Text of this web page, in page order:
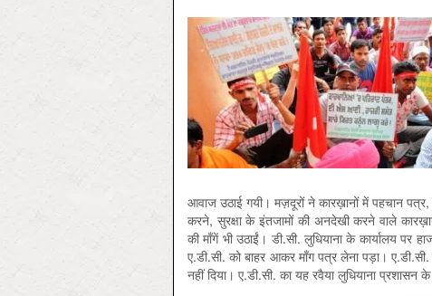
आवाज उठाई गयी। मज़दूरों ने कारख़ानों में पहचान
करने, सुरक्षा के इंतजामों की अनदेखी करने वाले
की माँगें भी उठाईं। डी.सी. लुधियाना के कार्यालय पर
ए.डी.सी. को बाहर आकर माँग पत्र लेना पड़ा। ए.डी.सी.
नहीं दिया। ए.डी.सी. का यह रवैया लुधियाना प्रशासन